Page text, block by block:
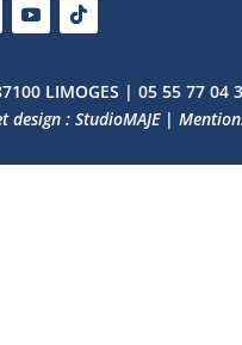
LIMOGES | 05 55 77 04
design : StudioMAJE|